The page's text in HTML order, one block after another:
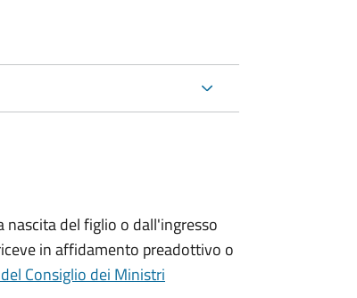
nascita del figlio o dall'ingresso
in affidamento preadottivo o
Consiglio dei Ministri